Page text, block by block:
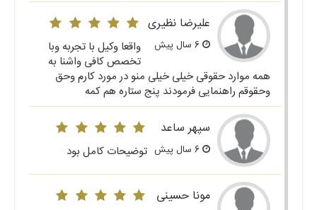
علیرضا نظیری
واقعا وکیل با تجربه وبا
تخصص کافی واشنا به
همه موارد حقوقی خیلی خیلی منو در مورد کارم وحق
وحقوقم راهنمایی فرمودند پنج ستاره هم کمه
سپهر ساعد
توضیحات کامل بود
مونا حسینی